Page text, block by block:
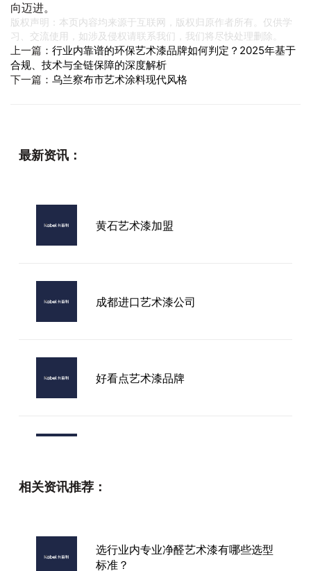
向迈进。
版权声明：本页内容均来源于互联网，版权归原作者所有。仅供学
习、交流使用，如涉及侵权请联系我们，我们将尽快处理删除。
上一篇： 行业内靠谱的环保艺术漆品牌如何判定？2025年基于
合规、技术与全链保障的深度解析
下一篇： 乌兰察布市艺术涂料现代风格
最新资讯：
黄石艺术漆加盟
成都进口艺术漆公司
好看点艺术漆品牌
相关资讯推荐：
选行业内专业净醛艺术漆有哪些选型
标准？